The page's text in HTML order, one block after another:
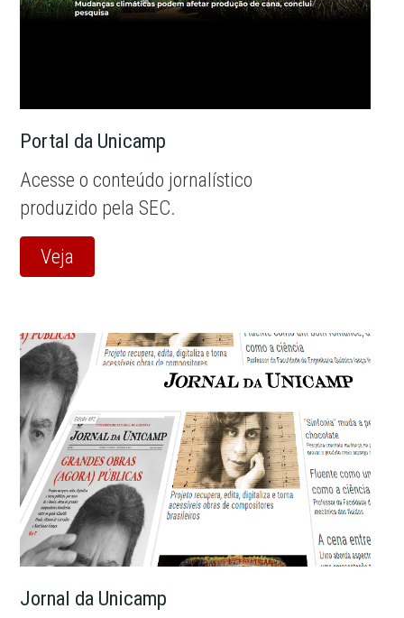
Portal da Unicamp
Acesse o conteúdo jornalístico
produzido pela SEC.
Veja
Jornal da Unicamp